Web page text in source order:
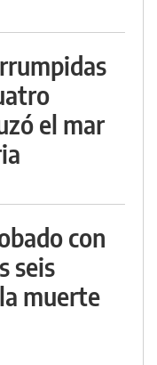
el mar
con
seis
muerte